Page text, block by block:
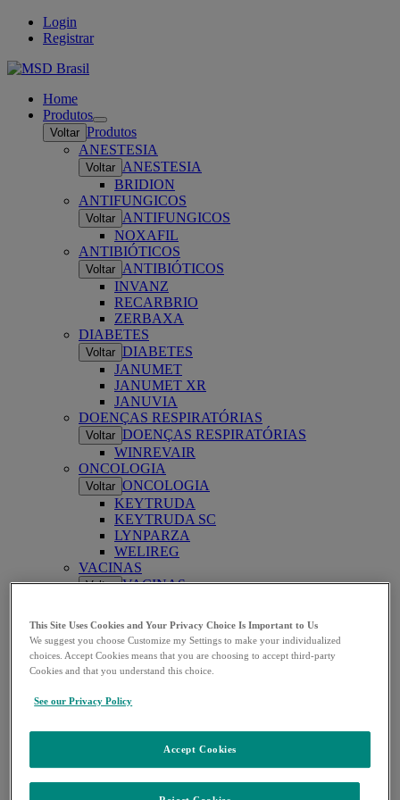
Login
Registrar
Home
Produtos
Open
submenu
Voltar Produtos
ANESTESIA
Voltar ANESTESIA
BRIDION
ANTIFUNGICOS
Voltar ANTIFUNGICOS
NOXAFIL
ANTIBIÓTICOS
Voltar ANTIBIÓTICOS
INVANZ
RECARBRIO
ZERBAXA
DIABETES
Voltar DIABETES
JANUMET
JANUMET XR
JANUVIA
DOENÇAS RESPIRATÓRIAS
Voltar DOENÇAS RESPIRATÓRIAS
WINREVAIR
ONCOLOGIA
Voltar ONCOLOGIA
KEYTRUDA
KEYTRUDA SC
LYNPARZA
WELIREG
VACINAS
Voltar VACINAS
GARDASIL
GARDASIL 9
PNEUMOVAX
PROQUAD
VAXNEUVANCE
Voltar VIROLOGIA
ISENTRESS
TRANSPLANTE
Voltar TRANSPLANTE
This Site Uses Cookies and Your Privacy Choice Is Important to Us
We suggest you choose Customize my Settings to make your individualized
choices. Accept Cookies means that you are choosing to accept third-party
Cookies and that you understand this choice.
See our Privacy Policy
Accept Cookies